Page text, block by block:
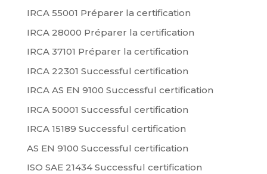
IRCA 55001 Préparer la certification
IRCA 28000 Préparer la certification
IRCA 37101 Préparer la certification
IRCA 22301 Successful certification
IRCA AS EN 9100 Successful certification
IRCA 50001 Successful certification
IRCA 15189 Successful certification
AS EN 9100 Successful certification
ISO SAE 21434 Successful certification